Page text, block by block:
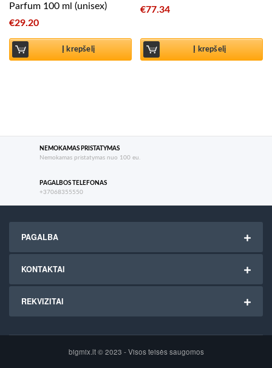
Parfum 100 ml (unisex)
€29.20
Į krepšelį
€77.34
Į krepšelį
NEMOKAMAS PRISTATYMAS
Nemokamas pristatymas nuo 100 eu.
PAGALBOS TELEFONAS
+37068355550
PAGALBA
KONTAKTAI
REKVIZITAI
bigmix.lt © 2023 - Visos teisės saugomos